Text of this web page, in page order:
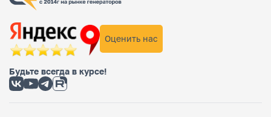
Оценить нас
Будьте всегда в курсе!